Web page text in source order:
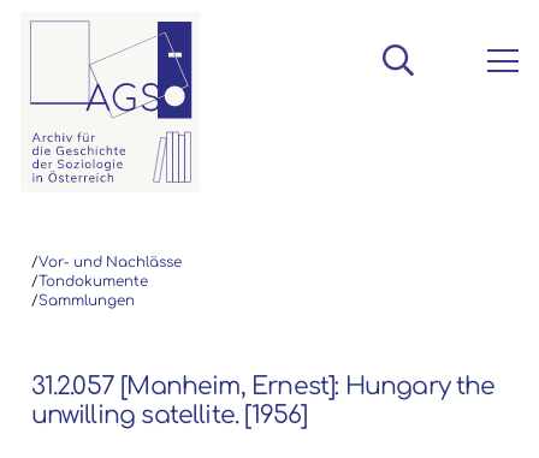
/Vor- und Nachlässe
/Tondokumente
/Sammlungen
31.2.057 [Manheim, Ernest]: Hungary the
unwilling satellite. [1956]